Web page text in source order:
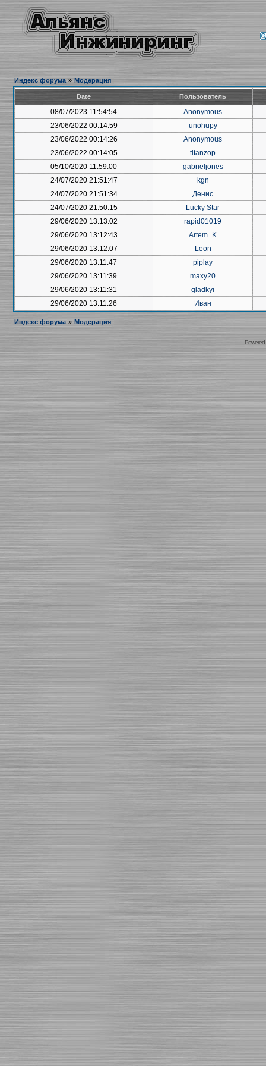
Индекс форума » Модерация
Date Пользователь
08/07/2023 11:54:54
Anonymous
23/06/2022 00:14:59
unohupy
23/06/2022 00:14:26
Anonymous
23/06/2022 00:14:05
titanzop
05/10/2020 11:59:00
gabrieljones
24/07/2020 21:51:47
kgn
24/07/2020 21:51:34
Денис
24/07/2020 21:50:15
Lucky Star
29/06/2020 13:13:02
rapid01019
29/06/2020 13:12:43
Artem_K
29/06/2020 13:12:07
Leon
29/06/2020 13:11:47
piplay
29/06/2020 13:11:39
maxy20
29/06/2020 13:11:31
gladkyi
29/06/2020 13:11:26
Иван
Индекс форума » Модерация